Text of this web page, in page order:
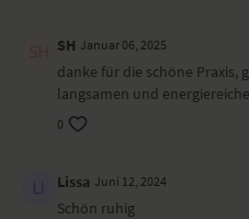
ist es möglich, dass die Video-
YogaEasy-Qualität entspricht.
SH Januar 06, 2025
danke für die schöne Praxis,
langsamen und
0
Lissa Juni 12, 2024
Schön ruhig